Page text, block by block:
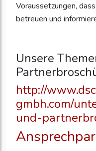
Voraussetzungen,
betreuen und
Unsere
http://
gmbh.com/
und-